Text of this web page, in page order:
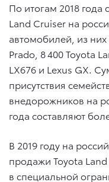
По итогам 2018
Land Cruiser на
автомобилей, из них
Prado, 8 400 Toyota
LX676 и Lexus GX.
присутствия
внедорожников на
года составляют
В 2019 году на
продажи Toyota
в специальной